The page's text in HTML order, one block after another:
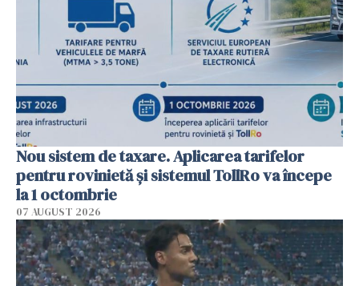
Nou sistem de taxare. Aplicarea tarifelor
pentru rovinietă şi sistemul TollRo va începe
la 1 octombrie
07 AUGUST 2026